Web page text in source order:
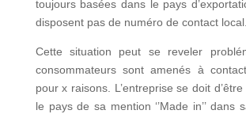
toujours basées dans le pays
disposent pas de numéro de contact
Cette situation peut se reveler
consommateurs sont amenés à
pour x raisons. L’entreprise se doit
le pays de sa mention ‘’Made in’’ dans